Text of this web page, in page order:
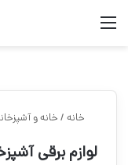
خانه / خانه و
لوازم برقی